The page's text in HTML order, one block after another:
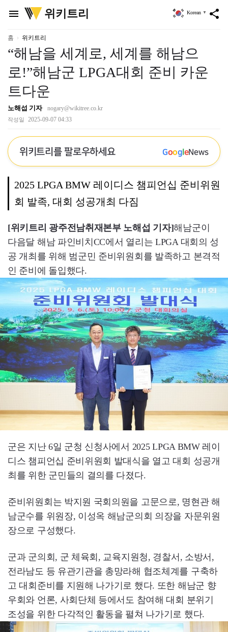
menu
위
키
리
위키트리 share
Korean ▼
홈 위키트리
“해남을 세계로, 세계를 해남으
로!”해남군 LPGA대회 준비 카운
트다운
노해섭 기자 nogary@wikitree.co.kr
작성일 2025-09-07 04:33
위키트리를 팔로우하세요 GoogleNews
2025 LPGA BMW 레이디스 챔피언십 준비위원
회 발족, 대회 성공개최 다짐
[위키트리 광주전남취재본부 노해섭 기자]해남군이
다음달 해남 파인비치CC에서 열리는 LPGA 대회의 성
공 개최를 위해 범군민 준비위원회를 발족하고 본격적
인 준비에 돌입했다.
군은 지난 6일 군청 신청사에서 2025 LPGA BMW 레이
디스 챔피언십 준비위원회 발대식을 열고 대회 성공개
최를 위한 군민들의 결의를 다졌다.
준비위원회는 박지원 국회의원을 고문으로, 명현관 해
남군수를 위원장, 이성옥 해남군의회 의장을 자문위원
장으로 구성했다.
군과 군의회, 군 체육회, 교육지원청, 경찰서, 소방서,
전라남도 등 유관기관을 총망라해 협조체계를 구축하
고 대회준비를 지원해 나가기로 했다. 또한 해남군 향
우회와 언론, 사회단체 등에서도 참여해 대회 분위기
조성을 위한 다각적인 활동을 펼쳐 나가기로 했다.